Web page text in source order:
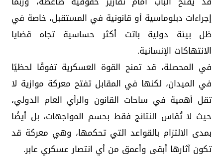
إجراءات دبلوماسية أو قانونية في المستقبل، خاصة في
ظل بيئة دولية باتت أكثر حساسية تجاه قضايا
الانتهاكات الإنسانية.
في المحصلة، قد تمنح القوة العسكرية تفوقًا لحظيًا
في الميدان، لكنها في المقابل تفتح معركة موازية لا
تقل أهمية في ساحات القانون والرأي العام الدولي،
حيث لا تُقاس النتائج فقط بحسم المواجهات، بل أيضًا
بمدى الالتزام بالقواعد التي تحكمها، وهي معركة قد
تكون آثارها أبقى وأعمق من أي انتصار عسكري عابر.